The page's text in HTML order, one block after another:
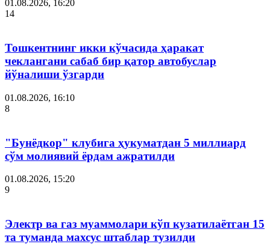
01.08.2026, 16:20
14
Тошкентнинг икки кўчасида ҳаракат
чеклангани сабаб бир қатор автобуслар
йўналиши ўзгарди
01.08.2026, 16:10
8
"Бунёдкор" клубига ҳукуматдан 5 миллиард
сўм молиявий ёрдам ажратилди
01.08.2026, 15:20
9
Электр ва газ муаммолари кўп кузатилаётган 15
та туманда махсус штаблар тузилди